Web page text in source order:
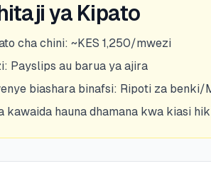
ya Kipato
cha chini: ~KES 1,250/mwezi
Payslips au barua ya ajira
biashara binafsi: Ripoti za benki/
kawaida hauna dhamana kwa kiasi